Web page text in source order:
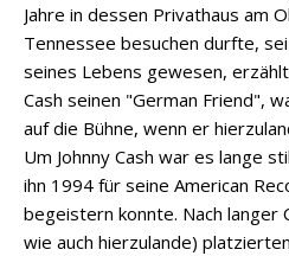
Jahre in dessen Privathaus am
Tennessee besuchen durfte,
seines Lebens gewesen,
Cash seinen "German Friend",
auf die Bühne, wenn er
Um Johnny Cash war es lange
ihn 1994 für seine American
begeistern konnte. Nach langer
wie auch hierzulande)